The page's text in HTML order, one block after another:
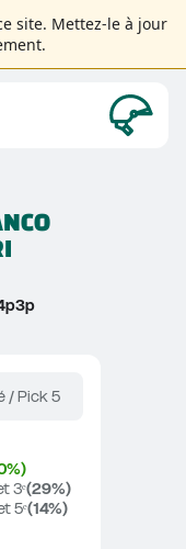
site. Mettez-le à jour
/ Pick 5
%)
3ᵉ(29%)
5ᵉ(14%)